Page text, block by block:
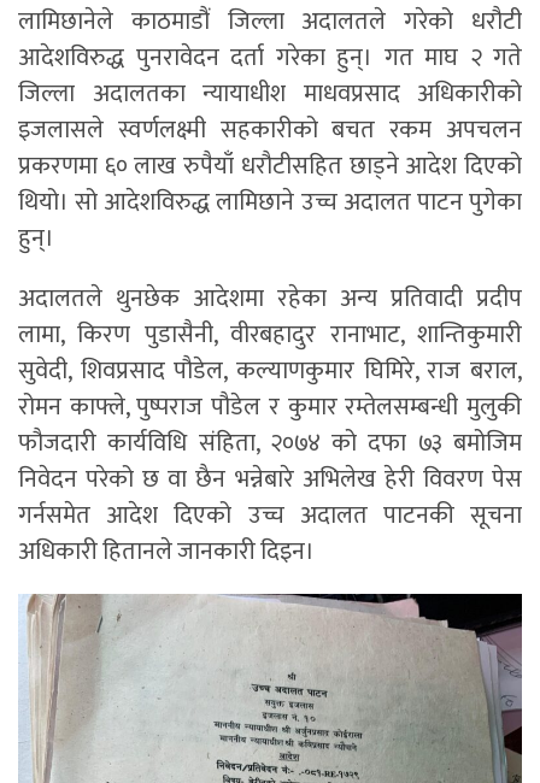
लामिछानेले काठमाडौं जिल्ला अदालतले गरेको धरौटी
आदेशविरुद्ध पुनरावेदन दर्ता गरेका हुन्। गत माघ २ गते
जिल्ला अदालतका न्यायाधीश माधवप्रसाद अधिकारीको
इजलासले स्वर्णलक्ष्मी सहकारीको बचत रकम अपचलन
प्रकरणमा ६० लाख रुपैयाँ धरौटीसहित छाड्ने आदेश दिएको
थियो। सो आदेशविरुद्ध लामिछाने उच्च अदालत पाटन पुगेका
हुन्।
अदालतले थुनछेक आदेशमा रहेका अन्य प्रतिवादी प्रदीप
लामा, किरण पुडासैनी, वीरबहादुर रानाभाट, शान्तिकुमारी
सुवेदी, शिवप्रसाद पौडेल, कल्याणकुमार घिमिरे, राज बराल,
रोमन काफ्ले, पुष्पराज पौडेल र कुमार रम्तेलसम्बन्धी मुलुकी
फौजदारी कार्यविधि संहिता, २०७४ को दफा ७३ बमोजिम
निवेदन परेको छ वा छैन भन्नेबारे अभिलेख हेरी विवरण पेस
गर्नसमेत आदेश दिएको उच्च अदालत पाटनकी सूचना
अधिकारी हितानले जानकारी दिइन।